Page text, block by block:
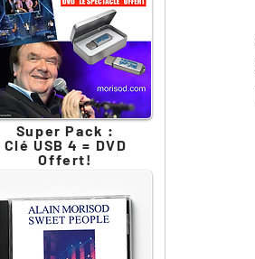
Super Pack :
Clé USB 4 = DVD
Offert!